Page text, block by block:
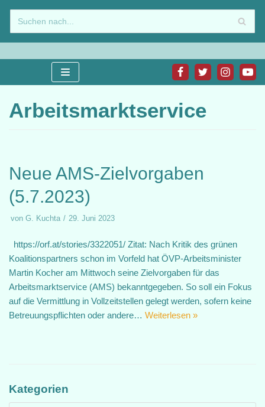
Zum
Inhalt
springen
Arbeitsmarktservice
Neue AMS-Zielvorgaben
(5.7.2023)
von G. Kuchta 29. Juni 2023
https://orf.at/stories/3322051/ Zitat: Nach Kritik des grünen
Koalitionspartners schon im Vorfeld hat ÖVP-Arbeitsminister
Martin Kocher am Mittwoch seine Zielvorgaben für das
Arbeitsmarktservice (AMS) bekanntgegeben. So soll ein Fokus
auf die Vermittlung in Vollzeitstellen gelegt werden, sofern keine
Betreuungspflichten oder andere… Weiterlesen »
Kategorien